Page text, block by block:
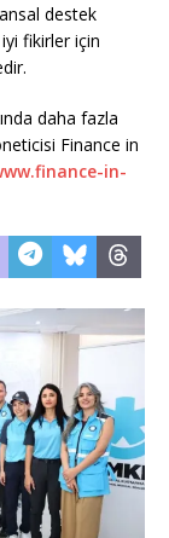
destek
fikirler için
daha fazla
Finance in
in-